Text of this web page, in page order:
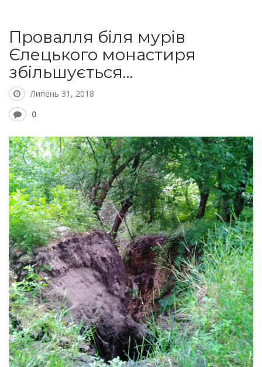
Провалля біля мурів
Єлецького монастиря
збільшується…
Липень 31, 2018
0